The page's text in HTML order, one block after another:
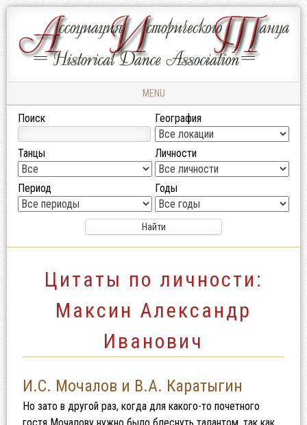
АССОЦИАЦИЯ
ИСТОРИЧЕСКОГО
Ассоциация
Исторического
Танца
MENU
Skip to content
Поиск География
Танцы Личности
Период Годы
Цитаты по личности:
Максин Александр
Иванович
И.С. Мочалов и В.А. Каратыгин
Но зато в другой раз, когда для какого-то почетного